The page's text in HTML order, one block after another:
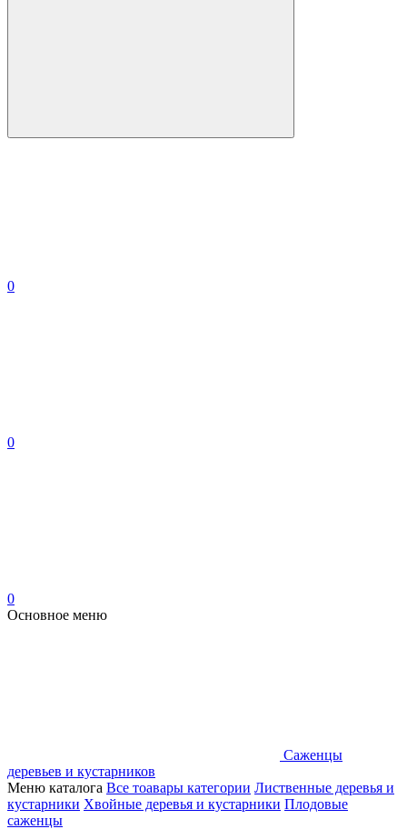
0
0
0
Основное меню
Саженцы
деревьев и кустарников
Меню каталога Все тоавары категории Лиственные деревья и
кустарники Хвойные деревья и кустарники Плодовые
саженцы